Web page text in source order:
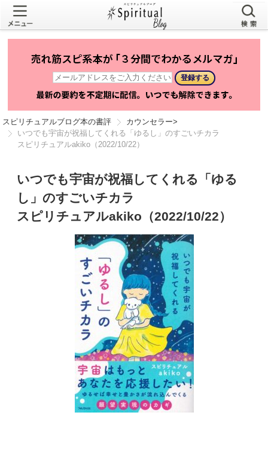
スピリチュアルブログ本の書評 カウンセラー>
いつでも宇宙が祝福してくれる「ゆるし」のすごいチカラ
スピリチュアルakiko（2022/10/22）
いつでも宇宙が祝福してくれる「ゆる
し」のすごいチカラ
スピリチュアルakiko（2022/10/22）